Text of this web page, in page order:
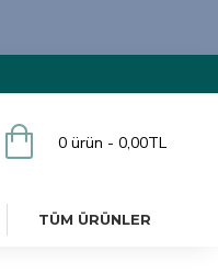
0 ürün - 0,00TL
TÜM ÜRÜNLER